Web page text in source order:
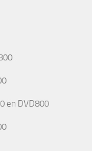
en DVD800